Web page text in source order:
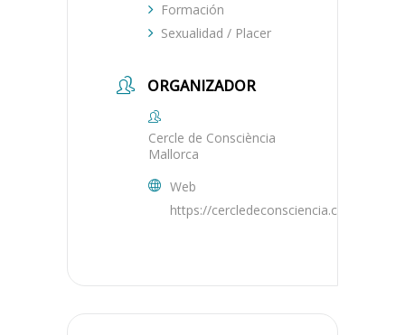
Formación
Sexualidad / Placer
ORGANIZADOR
Cercle de Consciència
Mallorca
Web
https://cercledeconsciencia.com/